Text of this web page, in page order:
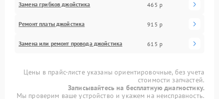
Замена грибков джойстика 465 р
Ремонт платы джойстика 915 р
Замена или ремонт провода джойстика 615 р
Цены в прайс-листе указаны ориентировочные, без учета
стоимости запчастей.
Записывайтесь на бесплатную диагностику.
Мы проверим ваше устройство и укажем на неисправность.